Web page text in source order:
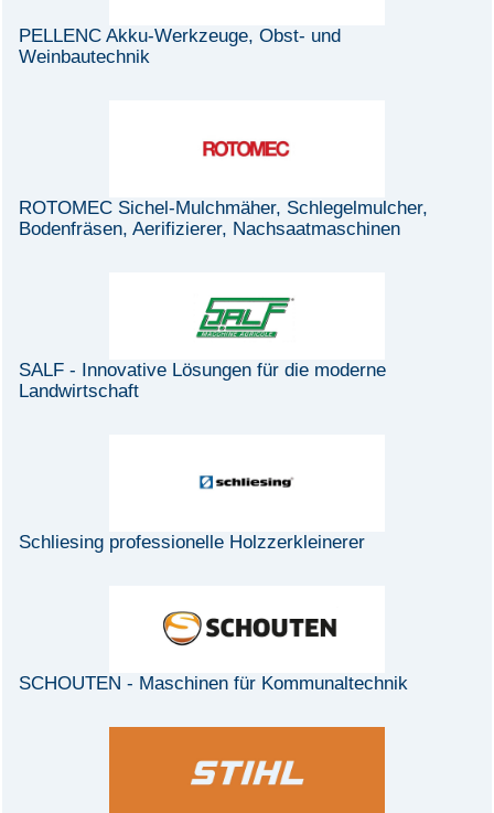
PELLENC Akku-Werkzeuge, Obst- und
Weinbautechnik
ROTOMEC Sichel-Mulchmäher, Schlegelmulcher,
Bodenfräsen, Aerifizierer, Nachsaatmaschinen
SALF - Innovative Lösungen für die moderne
Landwirtschaft
Schliesing professionelle Holzzerkleinerer
SCHOUTEN - Maschinen für Kommunaltechnik